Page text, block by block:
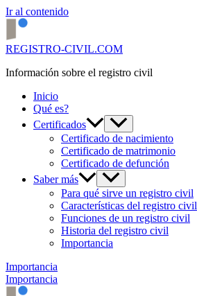
Ir al contenido
REGISTRO-CIVIL.COM
Información sobre el registro civil
Inicio
Qué es?
Certificados
Certificado de nacimiento
Certificado de matrimonio
Certificado de defunción
Saber más
Para qué sirve un registro civil
Características del registro civil
Funciones de un registro civil
Historia del registro civil
Importancia
Importancia
Importancia